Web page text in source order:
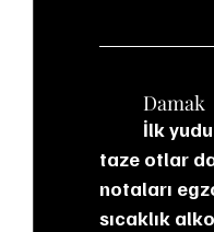
	Damak
taze otlar
notaları
sıcaklık